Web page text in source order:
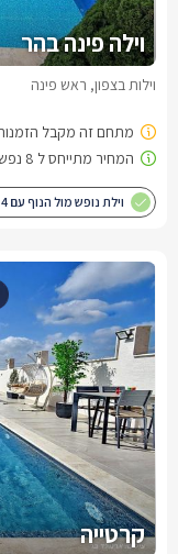
וילה פינה בהר
וילות בצפון, ראש פינה
וילת נופש מול הנוף עם 4 חדרי שינה
קרטייה